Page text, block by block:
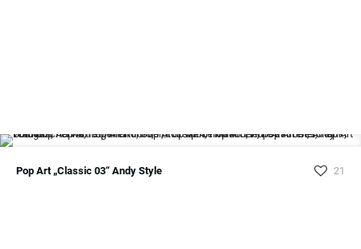
Pop Art „Classic 03“ Andy Style 21